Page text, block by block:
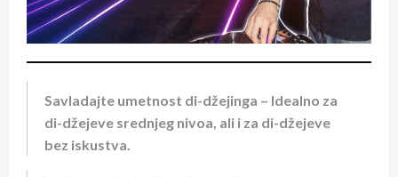
Savladajte umetnost di-džejinga – Idealno za
di-džejeve srednjeg nivoa, ali i za di-džejeve
bez iskustva.